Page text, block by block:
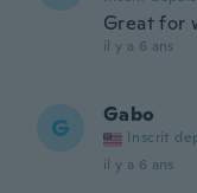
Great for
il y a 6 ans
G Gabo
Inscrit
il y a 6 ans